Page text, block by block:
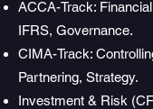
ACCA-Track:
IFRS, Governance.
CIMA-Track:
Partnering, Strategy.
Investment & Risk